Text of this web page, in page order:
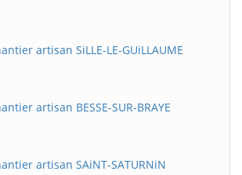
artisan SiLLE-LE-GUiLLAUME
artisan BESSE-SUR-BRAYE
artisan SAiNT-SATURNiN